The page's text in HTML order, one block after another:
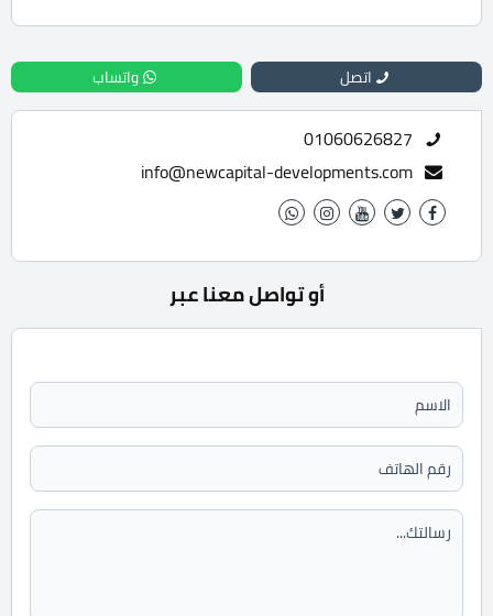
اتصل واتساب
01060626827
info@newcapital-developments.com
أو تواصل معنا عبر